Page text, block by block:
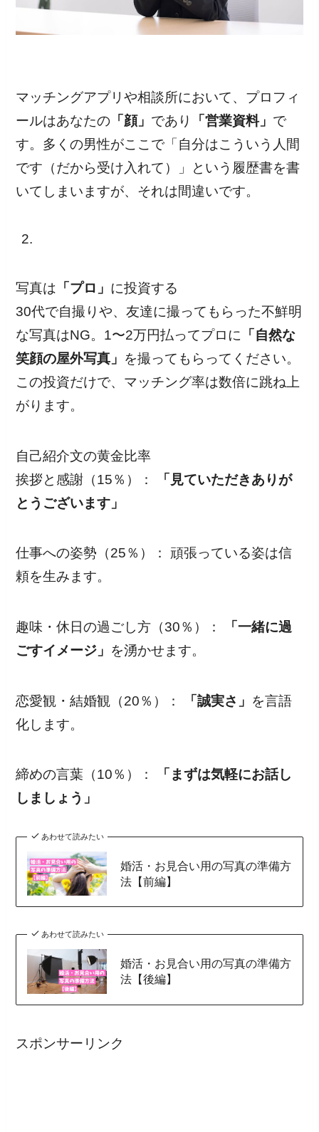
マッチングアプリや相談所において、プロフィ
ールはあなたの 「顔」 であり 「営業資料」 で
す。多くの男性がここで「自分はこういう人間
です（だから受け入れて）」という履歴書を書
いてしまいますが、それは間違いです。
写真は 「プロ」 に投資する
30代で自撮りや、友達に撮ってもらった不鮮明
な写真はNG。1〜2万円払ってプロに
「自然な
笑顔の屋外写真」 を撮ってもらってください。
この投資だけで、マッチング率は数倍に跳ね上
がります。
自己紹介文の黄金比率
挨拶と感謝（15％）：
「見ていただきありが
とうございます」
仕事への姿勢（25％）： 頑張っている姿は信
頼を生みます。
趣味・休日の過ごし方（30％）：
「一緒に過
ごすイメージ」 を湧かせます。
恋愛観・結婚観（20％）： 「誠実さ」 を言語
化します。
締めの言葉（10％）：
「まずは気軽にお話し
しましょう」
あわせて読みたい
婚活・お見合い用の写真の準備方
法【前編】
あわせて読みたい
婚活・お見合い用の写真の準備方
法【後編】
スポンサーリンク